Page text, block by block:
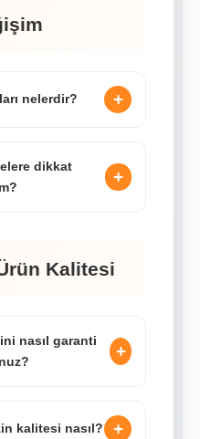
nelerdir? +
dikkat
+
Kalitesi
nasıl garanti
+
kalitesi nasıl? +